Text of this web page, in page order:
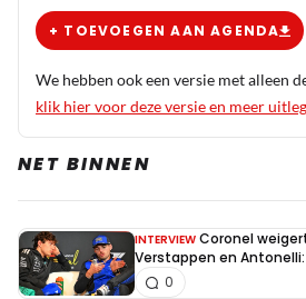
+ TOEVOEGEN AAN AGENDA
We hebben ook een versie met alleen
klik hier voor deze versie en meer uitleg
NET BINNEN
INTERVIEW Coronel
Verstappen en
0